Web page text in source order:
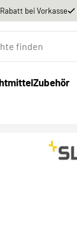
bei Vorkasse
Zubehör